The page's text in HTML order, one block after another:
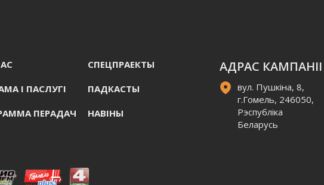
СПЕЦПРАЕКТЫ
I ПАСЛУГI ПАДКАСТЫ
ПЕРАДАЧ НАВIНЫ
АДРАС КАМПАНІІ
вул. Пушкіна, 8,
г.Гомель, 246050,
Рэспубліка
Беларусь